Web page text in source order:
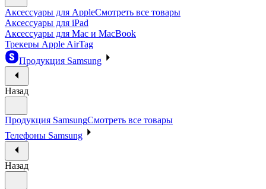
Аксессуары для AppleСмотреть все товары
Аксессуары для iPad
Аксессуары для Mac и MacBook
Трекеры Apple AirTag
Продукция Samsung
Назад
Продукция SamsungСмотреть все товары
Телефоны Samsung
Назад